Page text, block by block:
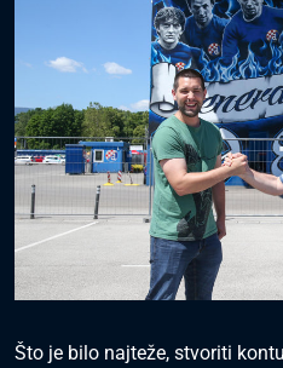
Što je bilo najteže, stvoriti